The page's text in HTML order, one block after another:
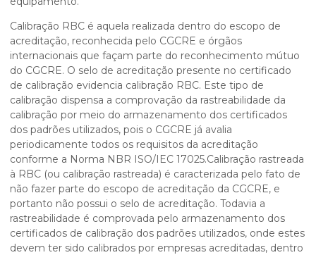
Calibração RBC é aquela realizada dentro do escopo de
acreditação, reconhecida pelo CGCRE e órgãos
internacionais que façam parte do reconhecimento mútuo
do CGCRE. O selo de acreditação presente no certificado
de calibração evidencia calibração RBC. Este tipo de
calibração dispensa a comprovação da rastreabilidade da
calibração por meio do armazenamento dos certificados
dos padrões utilizados, pois o CGCRE já avalia
periodicamente todos os requisitos da acreditação
conforme a Norma NBR ISO/IEC 17025.Calibração rastreada
à RBC (ou calibração rastreada) é caracterizada pelo fato de
não fazer parte do escopo de acreditação da CGCRE, e
portanto não possui o selo de acreditação. Todavia a
rastreabilidade é comprovada pelo armazenamento dos
certificados de calibração dos padrões utilizados, onde estes
devem ter sido calibrados por empresas acreditadas, dentro